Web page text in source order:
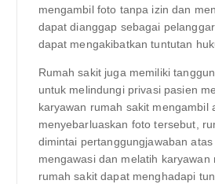
mengambil foto tanpa izin dan
dapat dianggap sebagai
dapat mengakibatkan tuntutan
Rumah sakit juga memiliki
untuk melindungi privasi pasien
karyawan rumah sakit mengambil
menyebarluaskan foto tersebut,
dimintai pertanggungjawaban
mengawasi dan melatih karyawan
rumah sakit dapat menghadapi